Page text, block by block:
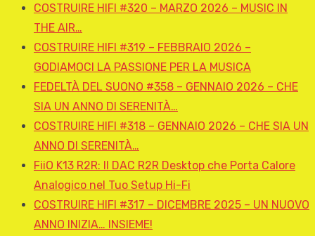
COSTRUIRE HIFI #320 – MARZO 2026 – MUSIC IN
THE AIR…
COSTRUIRE HIFI #319 – FEBBRAIO 2026 –
GODIAMOCI LA PASSIONE PER LA MUSICA
FEDELTÀ DEL SUONO #358 – GENNAIO 2026 – CHE
SIA UN ANNO DI SERENITÀ…
COSTRUIRE HIFI #318 – GENNAIO 2026 – CHE SIA UN
ANNO DI SERENITÀ…
FiiO K13 R2R: Il DAC R2R Desktop che Porta Calore
Analogico nel Tuo Setup Hi-Fi
COSTRUIRE HIFI #317 – DICEMBRE 2025 – UN NUOVO
ANNO INIZIA… INSIEME!